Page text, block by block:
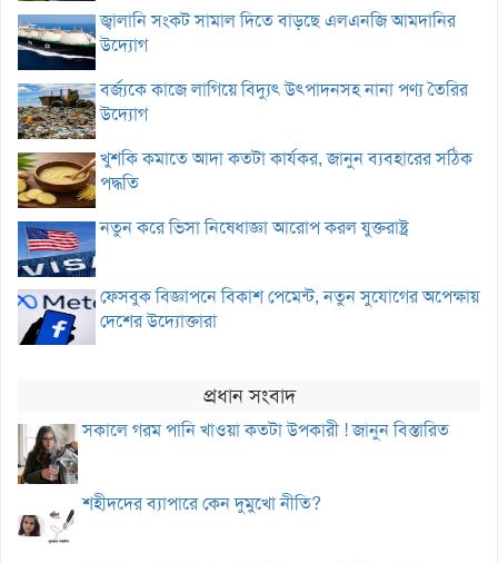
জ্বালানি সংকট সামাল দিতে বাড়ছে এলএনজি আমদানির
উদ্যোগ
বর্জ্যকে কাজে লাগিয়ে বিদ্যুৎ উৎপাদনসহ নানা পণ্য তৈরির
উদ্যোগ
খুশকি কমাতে আদা কতটা কার্যকর, জানুন ব্যবহারের সঠিক
পদ্ধতি
নতুন করে ভিসা নিষেধাজ্ঞা আরোপ করল যুক্তরাষ্ট্র
ফেসবুক বিজ্ঞাপনে বিকাশ পেমেন্ট, নতুন সুযোগের অপেক্ষায়
দেশের উদ্যোক্তারা
প্রধান সংবাদ
সকালে গরম পানি খাওয়া কতটা উপকারী ! জানুন বিস্তারিত
শহীদদের ব্যাপারে কেন দুমুখো নীতি?